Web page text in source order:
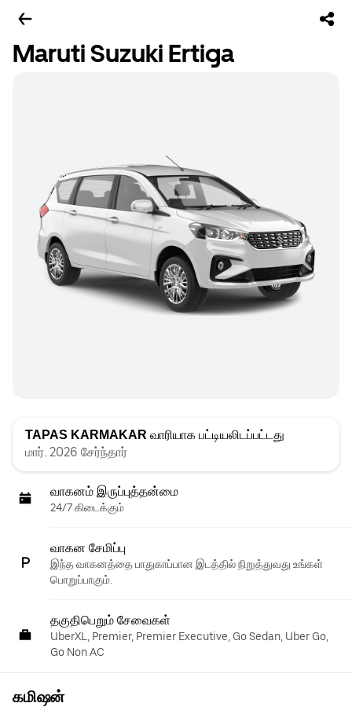
Maruti Suzuki Ertiga
TAPAS KARMAKAR வாரியாக பட்டியலிடப்பட்டது
மார். 2026 சேர்ந்தார்
வாகனம் இருப்புத்தன்மை
24/7 கிடைக்கும்
வாகன சேமிப்பு
இந்த வாகனத்தை பாதுகாப்பான இடத்தில் நிறுத்துவது உங்கள்
பொறுப்பாகும்.
தகுதிபெறும் சேவைகள்
UberXL, Premier, Premier Executive, Go Sedan, Uber Go,
Go Non AC
கமிஷன்